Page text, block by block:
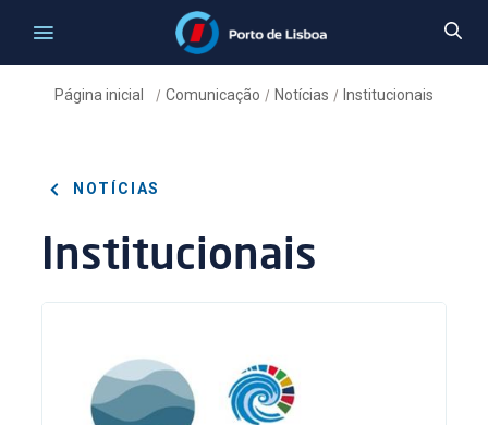
Página inicial / Comunicação / Notícias / Institucionais
NOTÍCIAS
Institucionais